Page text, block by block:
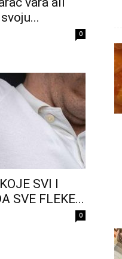
0
SVI I
SVE FLEKE...
0